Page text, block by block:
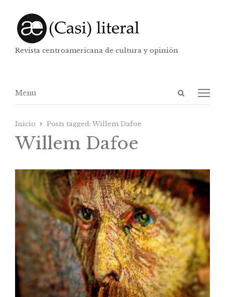
Revista centroamericana de cultura y opinión
Abrir
Menú
Menu
Inicio Posts tagged: Willem Dafoe
Willem Dafoe